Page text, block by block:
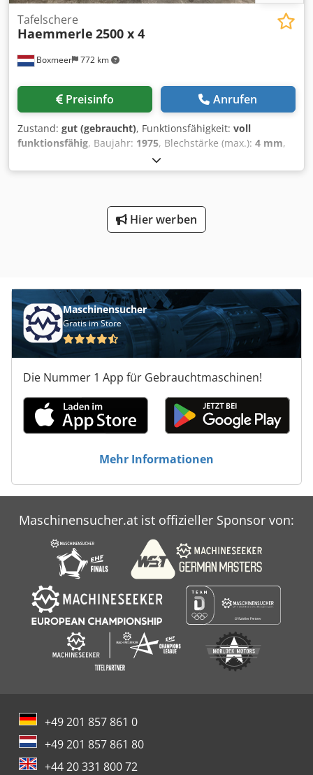
Boxmeer 772 km
Tafelschere
Haemmerle 2500 x 4
Preisinfo Anrufen
Zustand: gut (gebraucht), Funktionsfähigkeit: voll
funktionsfähig, Baujahr: 1975, Blechstärke (max.): 4 mm,
22,06 kW (29,99 PS), Schnittlänge (max.):
mm, Altere aber gepflegte Maschine Dcsdpfx Acsr Nvf Us
Hier werben
Maschinensucher
Gratis im Store
Die Nummer 1 App für Gebrauchtmaschinen!
Mehr Informationen
Maschinensucher.at ist offizieller Sponsor von:
+49 201 857 861 0
+49 201 857 861 80
+44 20 331 800 72